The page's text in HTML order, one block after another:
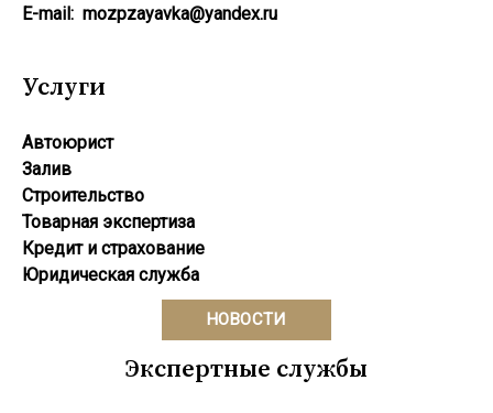
E-mail: mozpzayavka@yandex.ru
Услуги
Автоюрист
Залив
Строительство
Товарная экспертиза
Кредит и страхование
Юридическая служба
НОВОСТИ
Экспертные службы